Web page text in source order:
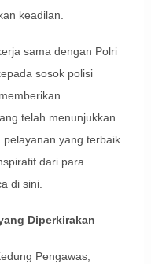
keadilan.
sama dengan Polri
sosok polisi
telah menunjukkan
yang terbaik
dari para
di sini.
Diperkirakan
Pengawas,